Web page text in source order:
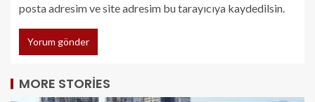
posta adresim ve site adresim bu tarayıcıya kaydedilsin.
MORE STORIES